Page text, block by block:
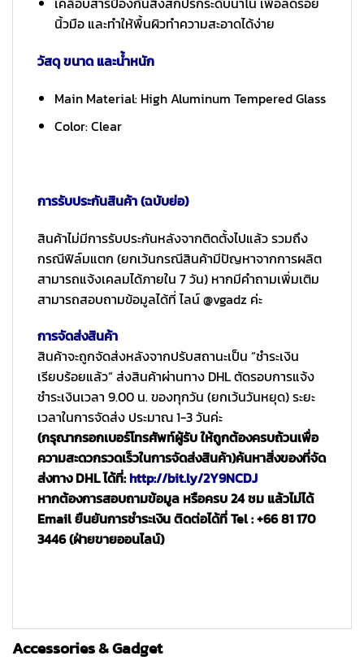
นิ้วมือ และทำให้พื้นผิวทำความสะอาดได้ง่าย
วัสดุ ขนาด และน้ำหนัก
Main Material: High Aluminum Tempered Glass
Color: Clear
การรับประกันสินค้า (ฉบับย่อ)
สินค้าไม่มีการรับประกันหลังจากติดตั้งไปแล้ว รวมถึง
กรณีฟิล์มแตก (ยกเว้นกรณีสินค้ามีปัญหาจากการผลิต
สามารถแจ้งเคลมได้ภายใน 7 วัน) หากมีคำถามเพิ่มเติม
สามารถสอบถามข้อมูลได้ที่ ไลน์ @vgadz ค่ะ
การจัดส่งสินค้า
สินค้าจะถูกจัดส่งหลังจากปรับสถานะเป็น “ชำระเงิน
เรียบร้อยแล้ว” ส่งสินค้าผ่านทาง DHL ตัดรอบการแจ้ง
ชำระเงินเวลา 9.00 น. ของทุกวัน (ยกเว้นวันหยุด) ระยะ
เวลาในการจัดส่ง ประมาณ 1-3 วันค่ะ
(กรุณากรอกเบอร์โทรศัพท์ผู้รับ ให้ถูกต้องครบถ้วนเพื่อ
ความสะดวกรวดเร็วในการจัดส่งสินค้า)ค้นหาสิ่งของที่จัด
ส่งทาง DHL ได้ที่:http://bit.ly/2Y9NCDJ
หากต้องการสอบถามข้อมูล หรือครบ 24 ชม แล้วไม่ได้
Email ยืนยันการชำระเงิน ติดต่อได้ที่ Tel : +66 81 170
3446 (ฝ่ายขายออนไลน์)
Accessories & Gadget